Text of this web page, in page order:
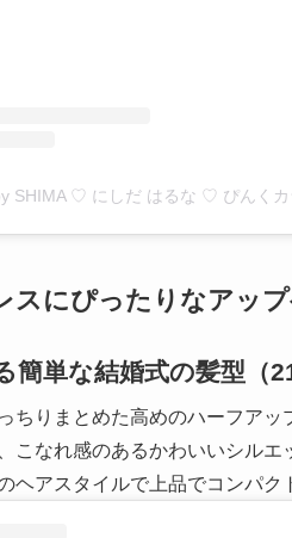
SHIMA ♡ にしだ はるな ♡ ぴんく
スにぴったりなアッ
簡単な結婚式の髪型（
ちりまとめた高めのハーフア
こなれ感のあるかわいいシル
ヘアスタイルで上品でコンパク